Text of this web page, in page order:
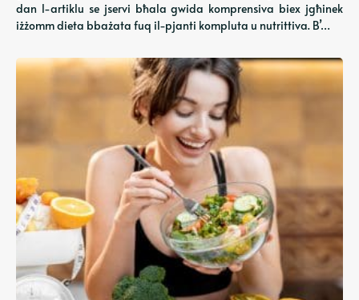
dan l-artiklu se jservi bħala gwida komprensiva biex jgħinek
iżżomm dieta bbażata fuq il-pjanti kompluta u nutrittiva. B’…